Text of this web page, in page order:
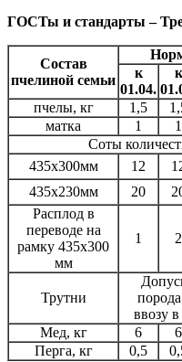
ГОСТы и стандарты –
Состав
пчелиной семьи
к
01.04.
к
пчелы, кг
1,5
матка
1 1
Соты
435х300мм
12
435х230мм 20
Расплод в
переводе на
рамку 435х300
мм
1 2
Трутни
ввозу
Мед, кг
6 6
Перга, кг
0,5